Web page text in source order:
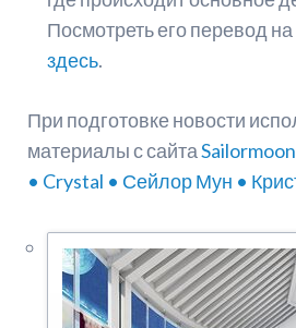
Посмотреть его перевод
здесь.
При подготовке новости
материалы с сайта
• Crystal • Сейлор Мун •